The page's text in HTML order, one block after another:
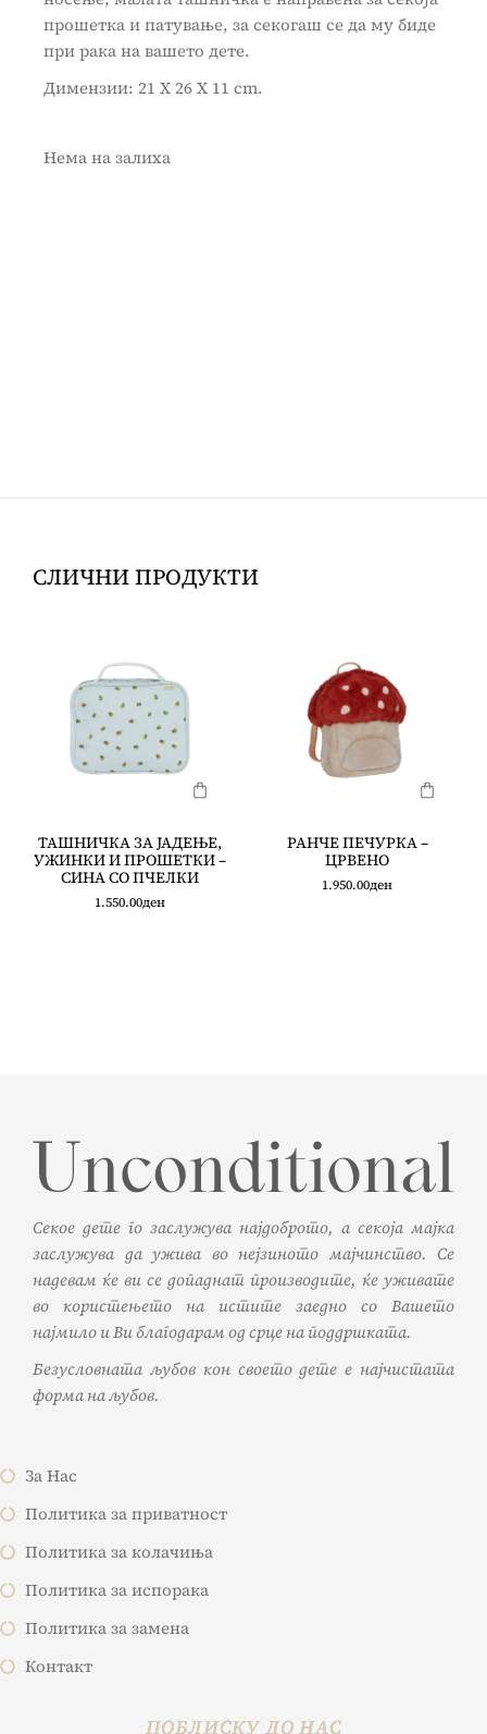
прошетка и патување, за секогаш се да му биде
при рака на вашето дете.
Димензии: 21 X 26 X 11 cm.
Нема на залиха
СЛИЧНИ ПРОДУКТИ
ТАШНИЧКА ЗА ЈАДЕЊЕ,
УЖИНКИ И ПРОШЕТКИ –
СИНА СО ПЧЕЛКИ
1.550.00ден
РАНЧЕ ПЕЧУРКА –
ЦРВЕНО
1.950.00ден
Секое дете го заслужува најдоброто, а секоја мајка
заслужува да ужива во нејзиното мајчинство. Се
надевам ќе ви се допаднат производите, ќе уживате
во користењето на истите заедно со Вашето
најмило и Ви благодарам од срце на поддршката.
Безусловната љубов кон своето дете е најчистата
форма на љубов.
За Нас
Политика за приватност
Политика за колачиња
Политика за испорака
Политика за замена
Контакт
ПОБЛИСКУ ДО НАС